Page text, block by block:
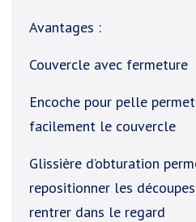
Avantages :
Couvercle avec fermeture
Encoche pour pelle
facilement le couvercle
Glissière d’obturation
repositionner les
rentrer dans le regard